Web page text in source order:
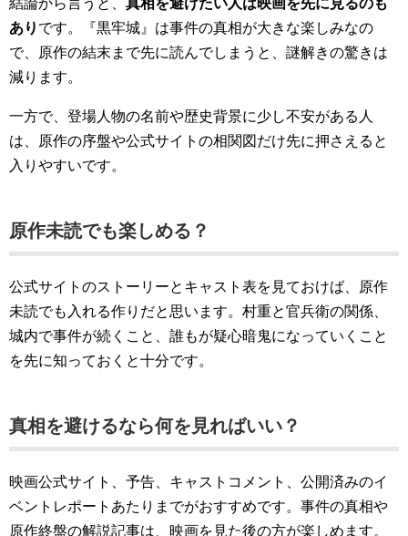
あり です。『黒牢城』は事件の真相が大きな楽しみなの
で、原作の結末まで先に読んでしまうと、謎解きの驚きは
減ります。
一方で、登場人物の名前や歴史背景に少し不安がある人
は、原作の序盤や公式サイトの相関図だけ先に押さえると
入りやすいです。
原作未読でも楽しめる？
公式サイトのストーリーとキャスト表を見ておけば、原作
未読でも入れる作りだと思います。村重と官兵衛の関係、
城内で事件が続くこと、誰もが疑心暗鬼になっていくこと
を先に知っておくと十分です。
真相を避けるなら何を見ればいい？
映画公式サイト、予告、キャストコメント、公開済みのイ
ベントレポートあたりまでがおすすめです。事件の真相や
原作終盤の解説記事は、映画を見た後の方が楽しめます。